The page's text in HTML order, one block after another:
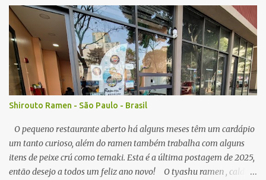
r
i
o
s
Shirouto Ramen - São Paulo - Brasil
O pequeno restaurante aberto há alguns meses têm um cardápio
um tanto curioso, além do ramen também trabalha com alguns
itens de peixe crú como temaki. Esta é a última postagem de 2025,
então desejo a todos um feliz ano novo! O tyashu ramen , caldo